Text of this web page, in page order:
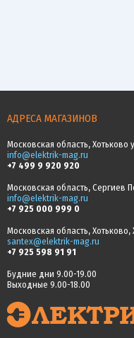
АДРЕСА МАГАЗИНОВ
Московская область,
info@elektrik-mag.ru
+7 499 9 920 920
Московская область, Сергиев
info@elektrik-mag.ru
+7 925 000 999 0
Московская область,
santex@elektrik-mag.ru
+7 925 598 91 91
Будние дни 9.00-19.00
Выходные 9.00-18.00